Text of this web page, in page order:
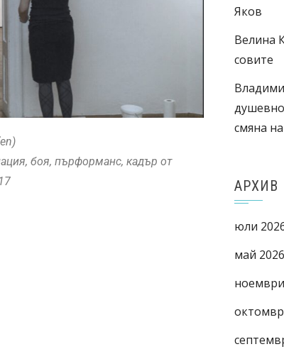
боя, пърформанс, кадър от
Яков
Велина
совите
смяна
АРХИВ
юли
май 2026